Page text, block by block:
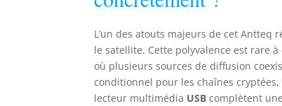
L’un des atouts majeurs de cet Antteq
le satellite. Cette polyvalence est rare
où plusieurs sources de diffusion
conditionnel pour les chaînes
lecteur multimédia USB complètent